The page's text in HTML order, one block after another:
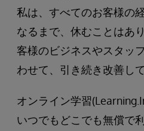
私は、すべてのお客様の
なるまで、休むことはあ
客様のビジネスやスタッ
わせて、引き続き改善し
オンライン学習
いつでもどこでも無償で